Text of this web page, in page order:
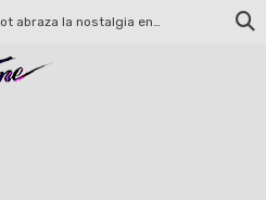
Helloween celebrará 40 años de historia con conciertos en Ciudad de México y Guadalajara